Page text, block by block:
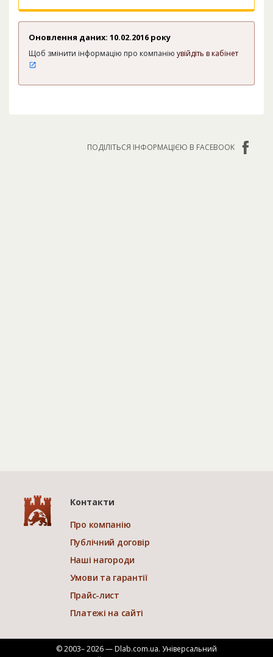
Оновлення даних: 10.02.2016 року
Щоб змінити інформацію про компанію увійдіть в кабінет
ПОДІЛІТЬСЯ ІНФОРМАЦІЄЮ В FACEBOOK
Контакти
Про компанію
Публічний договір
Наші нагороди
Умови та гарантії
Прайс-лист
Платежі на сайті
© 2003– 2026 — Dlab.com.ua. Універсальний